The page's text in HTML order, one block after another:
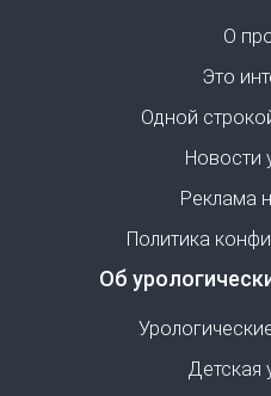
О
Это
Одной
Новости
Реклама
Политика
Об
Детская